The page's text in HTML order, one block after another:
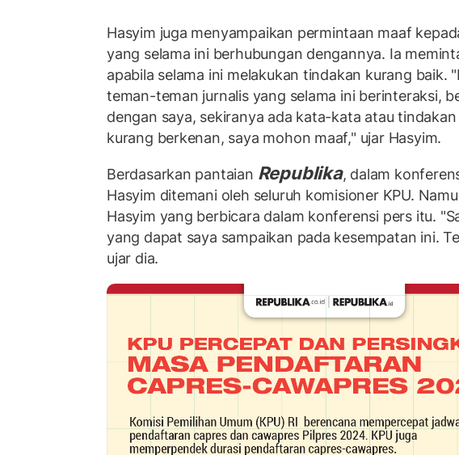
Hasyim juga menyampaikan permintaan maaf
yang selama ini berhubungan dengannya. Ia
apabila selama ini melakukan tindakan kurang baik.
teman-teman jurnalis yang selama ini berinteraksi,
dengan saya, sekiranya ada kata-kata atau
kurang berkenan, saya mohon maaf," ujar Hasyim.
Berdasarkan pantaian Republika, dalam
Hasyim ditemani oleh seluruh komisioner KPU.
Hasyim yang berbicara dalam konferensi pers itu.
yang dapat saya sampaikan pada kesempatan ini.
ujar dia.